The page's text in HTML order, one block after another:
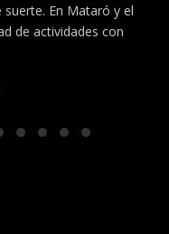
En Mataró y el
de actividades con